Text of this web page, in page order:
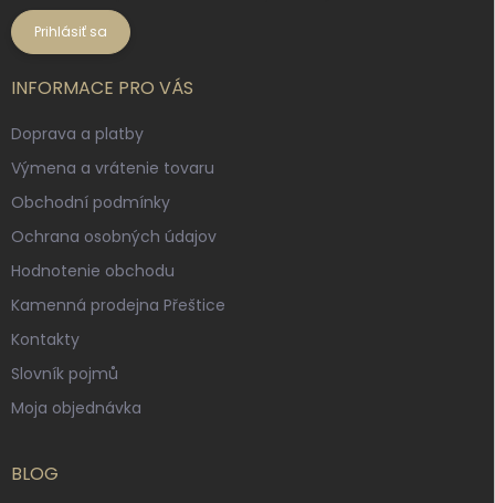
Prihlásiť sa
INFORMACE PRO VÁS
Doprava a platby
Výmena a vrátenie tovaru
Obchodní podmínky
Ochrana osobných údajov
Hodnotenie obchodu
Kamenná prodejna Přeštice
Kontakty
Slovník pojmů
Moja objednávka
BLOG